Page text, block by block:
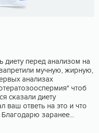
диету перед анализом на
мучную, жирную,
анализах
чтоб
сказали диету
ваш ответь на это и что
Благодарю заранее...